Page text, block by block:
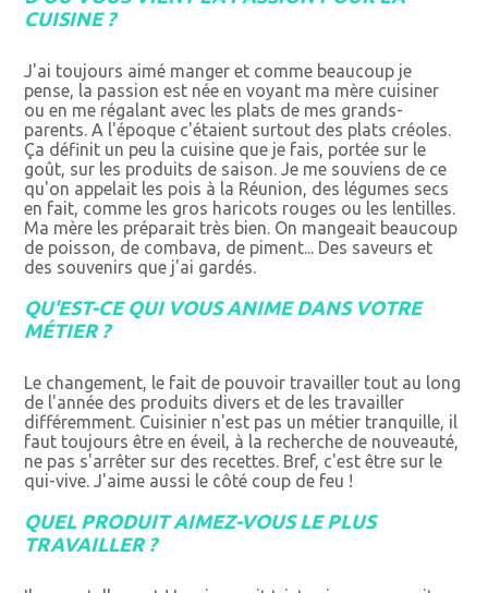
CUISINE ?
J'ai toujours aimé manger et comme beaucoup je
pense, la passion est née en voyant ma mère cuisiner
ou en me régalant avec les plats de mes grands-
parents. A l'époque c'étaient surtout des plats créoles.
Ça définit un peu la cuisine que je fais, portée sur le
goût, sur les produits de saison. Je me souviens de ce
qu'on appelait les pois à la Réunion, des légumes secs
en fait, comme les gros haricots rouges ou les lentilles.
Ma mère les préparait très bien. On mangeait beaucoup
de poisson, de combava, de piment... Des saveurs et
des souvenirs que j'ai gardés.
QU'EST-CE QUI VOUS ANIME DANS VOTRE
MÉTIER ?
Le changement, le fait de pouvoir travailler tout au long
de l'année des produits divers et de les travailler
différemment. Cuisinier n'est pas un métier tranquille, il
faut toujours être en éveil, à la recherche de nouveauté,
ne pas s'arrêter sur des recettes. Bref, c'est être sur le
qui-vive. J'aime aussi le côté coup de feu !
QUEL PRODUIT AIMEZ-VOUS LE PLUS
TRAVAILLER ?